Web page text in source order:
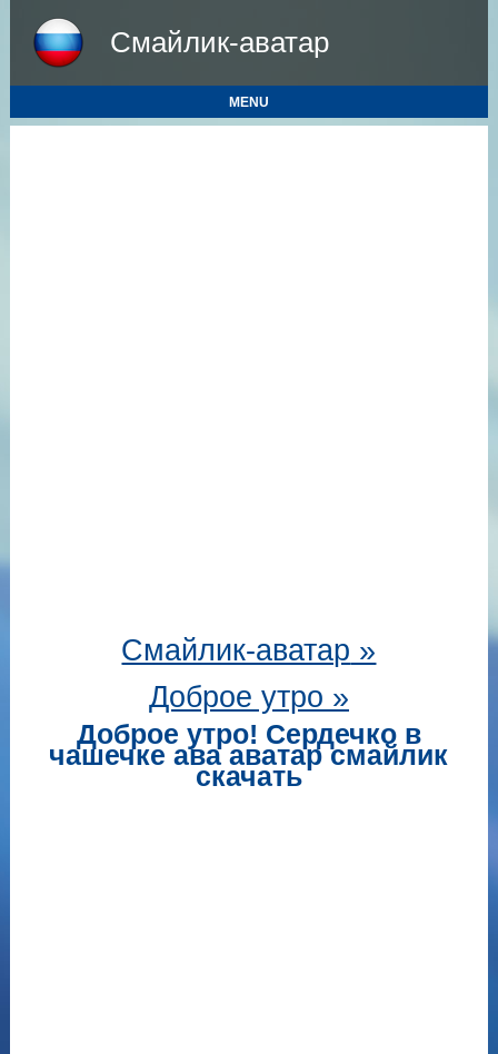
Смайлик-аватар
MENU
Смайлик-аватар »
Доброе утро »
Доброе утро! Сердечко в
чашечке ава аватар смайлик
скачать